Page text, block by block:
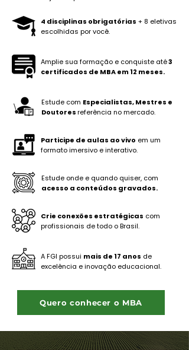
4 disciplinas obrigatórias + 8 eletivas
escolhidas por você.
Amplie sua formação e conquiste até3
certificados de MBA em 12 meses.
Estude com Especialistas, Mestres e
Doutoresreferência no mercado.
Participe de aulas ao vivo em um
formato imersivo e interativo.
Estude onde e quando quiser, com
acesso a conteúdos gravados.
Crie conexões estratégicas com
profissionais de todo o Brasil.
A FGI possui mais de 17 anos de
excelência e inovação educacional.
Quero conhecer o MBA